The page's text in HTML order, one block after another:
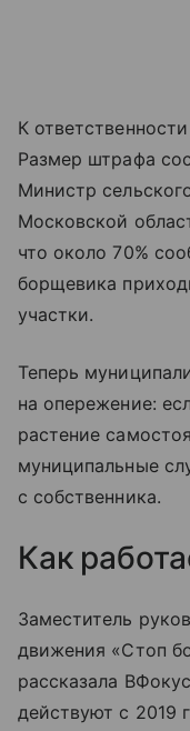
К
Размер штрафа
Министр
Московской
что около 70%
борщевика
участки.
Теперь
на опережение:
растение
муниципальные
с собственника.
Как
Заместитель
движения «Стоп
рассказала
действуют с 2019